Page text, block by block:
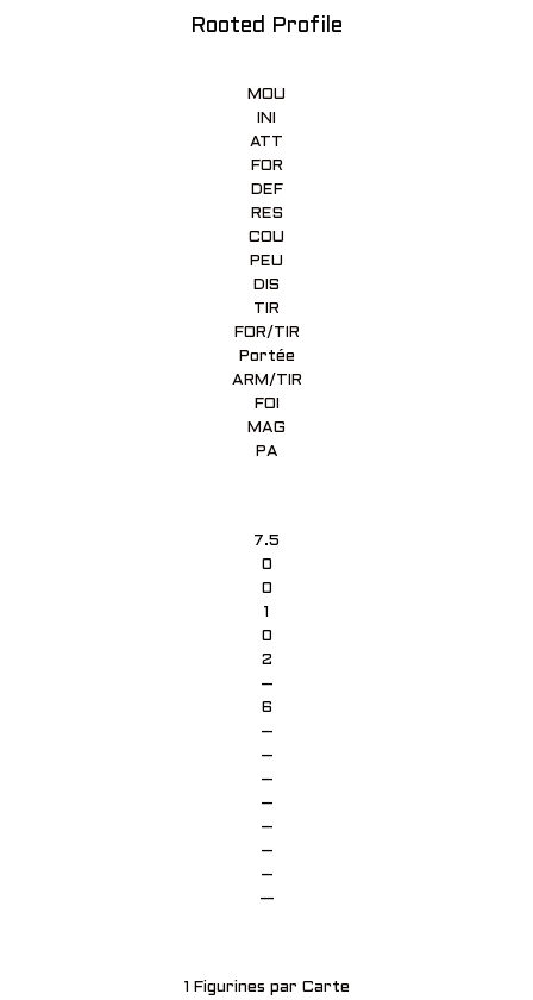
Rooted Profile
MOU
INI
ATT
FOR
DEF
RES
COU
PEU
DIS
TIR
FOR/TIR
Portée
ARM/TIR
FOI
MAG
PA
7.5
0
0
1
0
2
–
6
–
–
–
–
–
–
–
—
1 Figurines par Carte